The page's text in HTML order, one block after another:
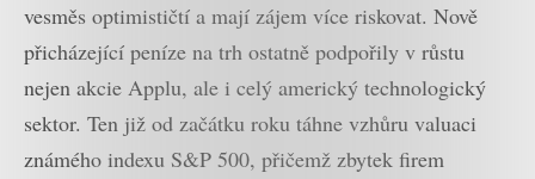
vesměs optimističtí a mají zájem více riskovat. Nově
přicházející peníze na trh ostatně podpořily v růstu
nejen akcie Applu, ale i celý americký technologický
sektor. Ten již od začátku roku táhne vzhůru valuaci
známého indexu S&P 500, přičemž zbytek firem